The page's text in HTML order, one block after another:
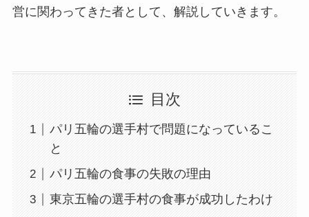
営に関わってきた者として、解説していきます。
目次
パリ五輪の選手村で問題になっているこ
と
パリ五輪の食事の失敗の理由
東京五輪の選手村の食事が成功したわけ